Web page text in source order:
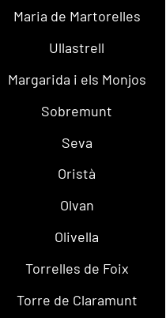
Maria de Martorelles
Ullastrell
Margarida i els Monjos
Sobremunt
Seva
Oristà
Olvan
Olivella
Torrelles de Foix
Torre de Claramunt